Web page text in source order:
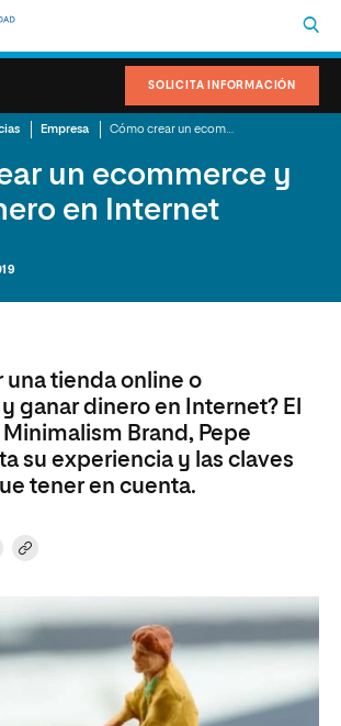
SOLICITA INFORMACIÓN
Empresa
un ecommerce y
en Internet
una tienda online o
ganar dinero en Internet? El
Brand, Pepe
su experiencia y las claves
tener en cuenta.